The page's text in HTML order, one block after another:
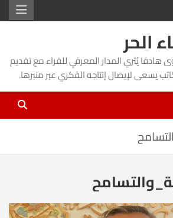
الحر
هادفا يُثري المدار المعرفي للقراء مع تقديم
يسعى لإيصال إنتاجه الفكري عبر منبرها.